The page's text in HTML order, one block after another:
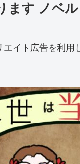
ます ノベ
イト広告を利用